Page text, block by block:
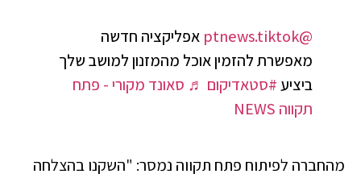
@ptnews.tiktok
אפליקציה חדשה
מאפשרת להזמין אוכל מהמזנון למושב שלך
ביציע#סטאדיקום ♬ סאונד מקורי - פתח
תקווה NEWS
מהחברה לפיתוח פתח תקווה נמסר: "השקנו בהצלחה